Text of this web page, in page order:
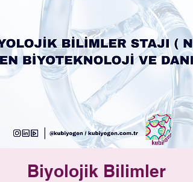
Biyolojik Bilimler